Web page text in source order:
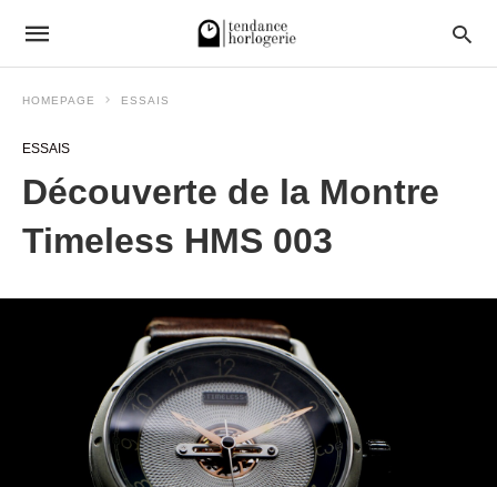
HOMEPAGE ESSAIS
ESSAIS
Découverte de la Montre
Timeless HMS 003